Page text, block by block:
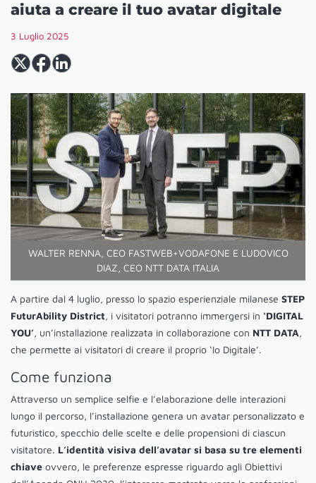
aiuta a creare il tuo avatar digitale
3 Luglio 2025
WALTER RENNA, CEO FASTWEB+VODAFONE E LUDOVICO
DIAZ, CEO NTT DATA ITALIA
A partire dal 4 luglio, presso lo spazio esperienziale milanese STEP
FuturAbility District, i visitatori potranno immergersi in ‘DIGITAL
YOU’, un’installazione realizzata in collaborazione con NTT DATA,
che permette ai visitatori di creare il proprio ‘Io Digitale’.
Come funziona
Attraverso un semplice selfie e l’elaborazione delle interazioni
lungo il percorso, l’installazione genera un avatar personalizzato e
futuristico, specchio delle scelte e delle propensioni di ciascun
visitatore. L’identità visiva dell’avatar si basa su tre elementi
chiave ovvero, le preferenze espresse riguardo agli Obiettivi